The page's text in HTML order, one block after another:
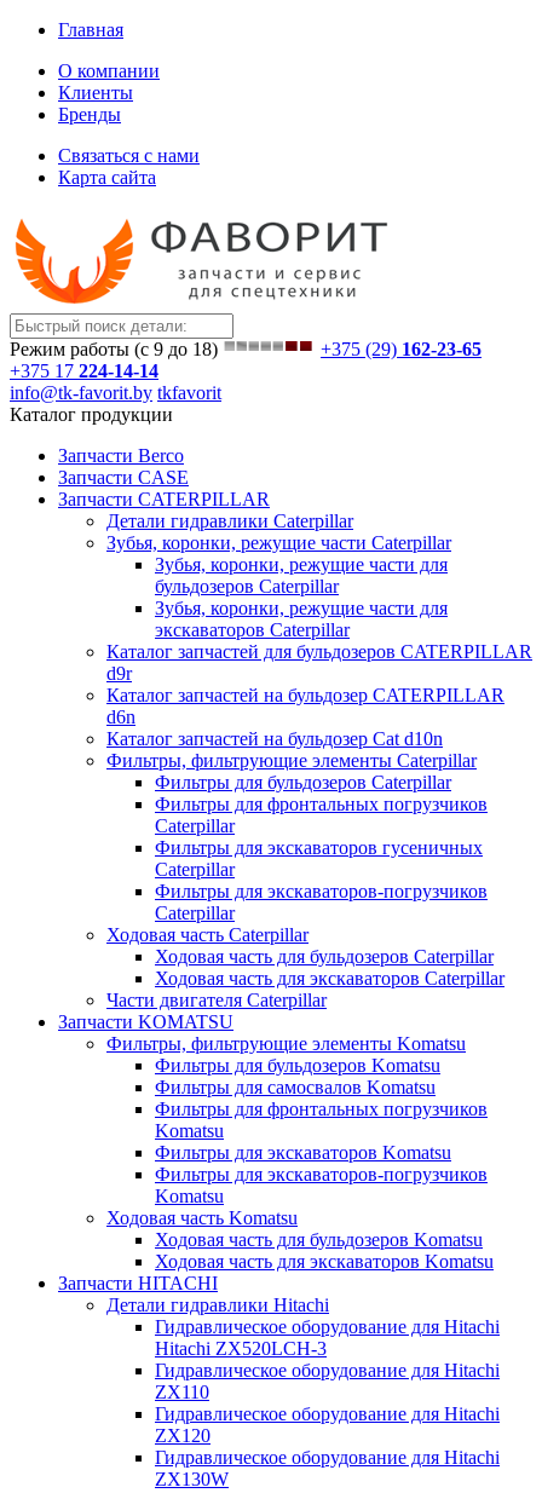
Главная
О компании
Клиенты
Бренды
Связаться с нами
Карта сайта
Режим работы (с 9 до 18) +375 (29) 162-23-65
+375 17 224-14-14
info@tk-favorit.by tkfavorit
Каталог продукции
Запчасти Berco
Запчасти CASE
Запчасти CATERPILLAR
Детали гидравлики Caterpillar
Зубья, коронки, режущие части Caterpillar
Зубья, коронки, режущие части для
бульдозеров Caterpillar
Зубья, коронки, режущие части для
экскаваторов Caterpillar
Каталог запчастей для бульдозеров CATERPILLAR
d9r
Каталог запчастей на бульдозер CATERPILLAR
d6n
Каталог запчастей на бульдозер Сat d10n
Фильтры, фильтрующие элементы Caterpillar
Фильтры для бульдозеров Caterpillar
Фильтры для фронтальных погрузчиков
Caterpillar
Фильтры для экскаваторов гусеничных
Caterpillar
Фильтры для экскаваторов-погрузчиков
Caterpillar
Ходовая часть Caterpillar
Ходовая часть для бульдозеров Caterpillar
Ходовая часть для экскаваторов Caterpillar
Части двигателя Caterpillar
Запчасти KOMATSU
Фильтры, фильтрующие элементы Komatsu
Фильтры для бульдозеров Komatsu
Фильтры для самосвалов Komatsu
Фильтры для фронтальных погрузчиков
Komatsu
Фильтры для экскаваторов Komatsu
Фильтры для экскаваторов-погрузчиков
Komatsu
Ходовая часть Komatsu
Ходовая часть для бульдозеров Komatsu
Ходовая часть для экскаваторов Komatsu
Запчасти HITACHI
Детали гидравлики Hitachi
Гидравлическое оборудование для Hitachi
Hitachi ZX520LCH-3
Гидравлическое оборудование для Hitachi
ZX110
Гидравлическое оборудование для Hitachi
ZX120
Гидравлическое оборудование для Hitachi
ZX130W